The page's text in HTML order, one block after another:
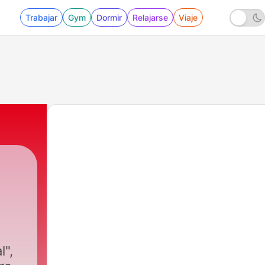
Trabajar Gym Dormir Relajarse Viaje